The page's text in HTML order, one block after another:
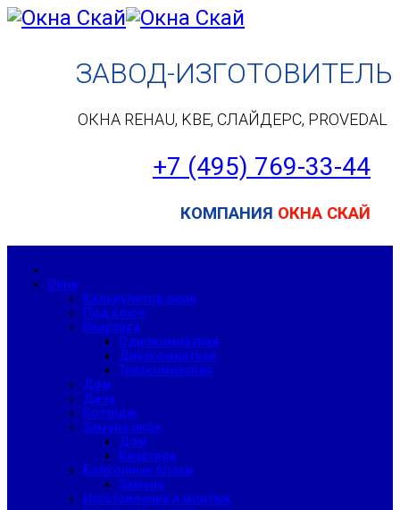
ЗАВОД-ИЗГОТОВИТЕЛЬ
ОКНА REHAU, KBE, СЛАЙДЕРС, PROVEDAL
+7 (495) 769-33-44
КОМПАНИЯ ОКНА СКАЙ
Окна
Калькулятор окон
Под ключ
Квартира
Однокомнатная
Двухкомнатная
Трехкомнатная
Дом
Дача
Коттедж
Замена окон
Дом
Квартира
Балконные блоки
Замена
Изготовление и монтаж